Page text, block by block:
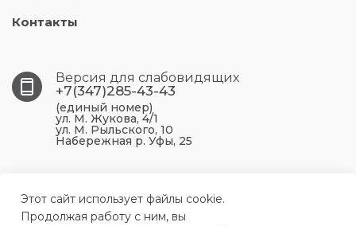
Контакты
Версия для слабовидящих
+7(347)285-43-43
(единый номер)
ул. М. Жукова, 4/1
ул. М. Рыльского, 10
Набережная р. Уфы, 25
Жукова, 4/1
Этот сайт использует файлы cookie.
Продолжая работу с ним, вы